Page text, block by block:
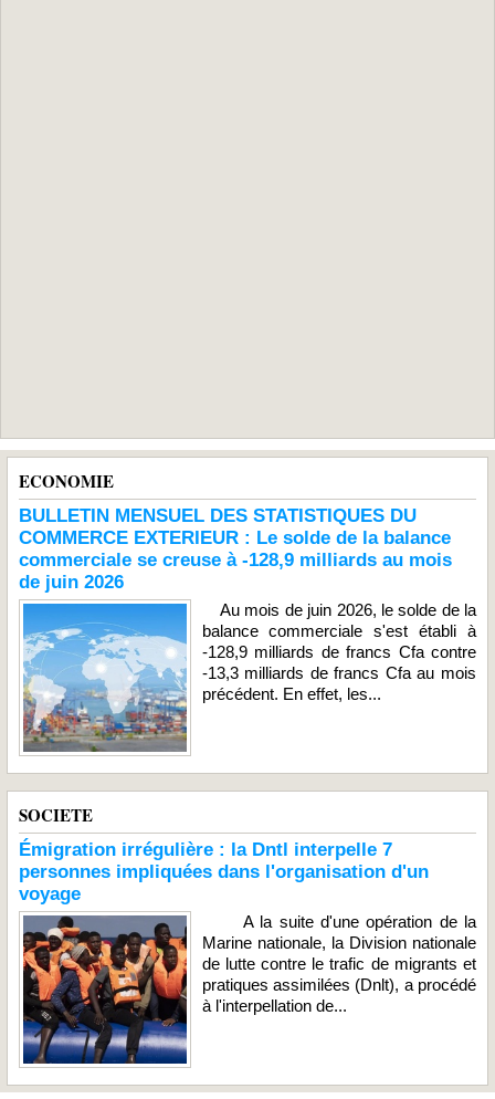
ECONOMIE
BULLETIN MENSUEL DES STATISTIQUES DU
COMMERCE EXTERIEUR : Le solde de la balance
commerciale se creuse à -128,9 milliards au mois
de juin 2026
Au mois de juin 2026, le solde de la
balance commerciale s'est établi à
-128,9 milliards de francs Cfa contre
-13,3 milliards de francs Cfa au mois
précédent. En effet, les...
SOCIETE
Émigration irrégulière : la Dntl interpelle 7
personnes impliquées dans l'organisation d'un
voyage
A la suite d'une opération de la
Marine nationale, la Division nationale
de lutte contre le trafic de migrants et
pratiques assimilées (Dnlt), a procédé
à l'interpellation de...